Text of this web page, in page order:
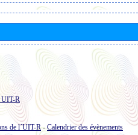
UIT-R
de l´UIT-R- Calendrier des évènements